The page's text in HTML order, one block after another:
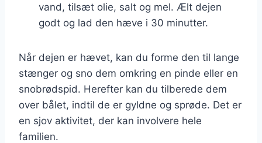
vand, tilsæt olie, salt og mel. Ælt dejen
godt og lad den hæve i 30 minutter.
Når dejen er hævet, kan du forme den til lange
stænger og sno dem omkring en pinde eller en
snobrødspid. Herefter kan du tilberede dem
over bålet, indtil de er gyldne og sprøde. Det er
en sjov aktivitet, der kan involvere hele
familien.